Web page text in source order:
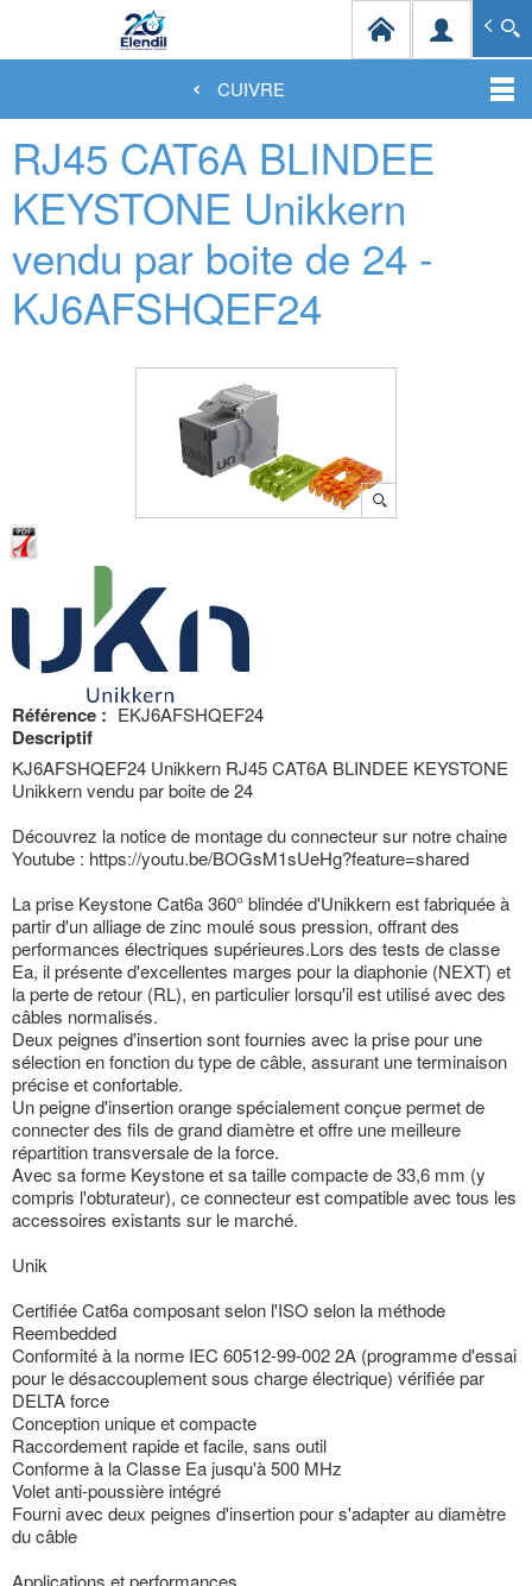
au
contenu
principal
Spécialiste en infrastructures et solutions de
CUIVRE
RJ45 CAT6A BLINDEE
KEYSTONE Unikkern
vendu par boite de 24 -
KJ6AFSHQEF24
Référence : EKJ6AFSHQEF24
Descriptif
KJ6AFSHQEF24 Unikkern RJ45 CAT6A BLINDEE KEYSTONE
Unikkern vendu par boite de 24
Découvrez la notice de montage du connecteur sur notre chaine
Youtube : https://youtu.be/BOGsM1sUeHg?feature=shared
La prise Keystone Cat6a 360° blindée d'Unikkern est fabriquée à
partir d'un alliage de zinc moulé sous pression, offrant des
performances électriques supérieures.Lors des tests de classe
Ea, il présente d'excellentes marges pour la diaphonie (NEXT) et
la perte de retour (RL), en particulier lorsqu'il est utilisé avec des
câbles normalisés.
Deux peignes d'insertion sont fournies avec la prise pour une
sélection en fonction du type de câble, assurant une terminaison
précise et confortable.
Un peigne d'insertion orange spécialement conçue permet de
connecter des fils de grand diamètre et offre une meilleure
répartition transversale de la force.
Avec sa forme Keystone et sa taille compacte de 33,6 mm (y
compris l'obturateur), ce connecteur est compatible avec tous les
accessoires existants sur le marché.
Unik
Certifiée Cat6a composant selon l'ISO selon la méthode
Reembedded
Conformité à la norme IEC 60512-99-002 2A (programme d'essai
pour le désaccouplement sous charge électrique) vérifiée par
DELTA force
Conception unique et compacte
Raccordement rapide et facile, sans outil
Conforme à la Classe Ea jusqu'à 500 MHz
Volet anti-poussière intégré
Fourni avec deux peignes d'insertion pour s'adapter au diamètre
du câble
Applications et performances